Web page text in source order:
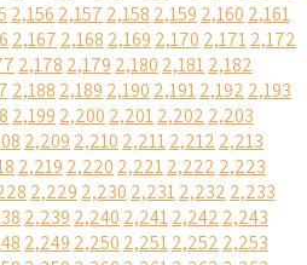
2,156 2,157 2,158 2,159 2,160 2,161
2,167 2,168 2,169 2,170 2,1712,172
2,178 2,179 2,180 2,1812,182
2,188 2,189 2,190 2,1912,192 2,193
2,199 2,200 2,2012,202 2,203
2,209 2,210 2,2112,212 2,213
2,219 2,220 2,2212,222 2,223
2,229 2,230 2,2312,232 2,233
2,239 2,240 2,2412,242 2,243
2,249 2,250 2,2512,252 2,253